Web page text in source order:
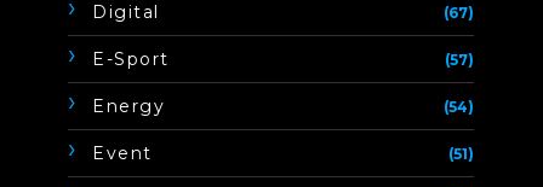
Digital (67)
E-Sport (57)
Energy (54)
Event (51)